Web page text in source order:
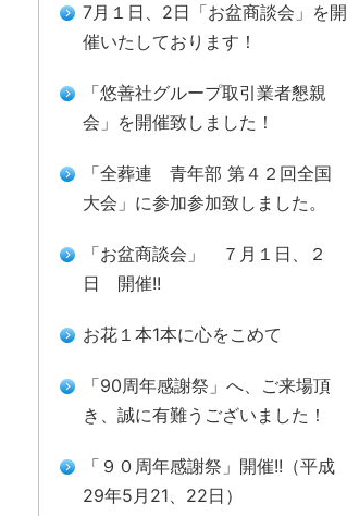
7月１日、2日「お盆商談会」を開
催いたしております！
「悠善社グループ取引業者懇親
会」を開催致しました！
「全葬連 青年部 第４２回全国
大会」に参加参加致しました。
「お盆商談会」 ７月１日、２
日 開催!!
お花１本1本に心をこめて
「90周年感謝祭」へ、ご来場頂
き、誠に有難うございました！
「９０周年感謝祭」開催!!（平成
29年5月21、22日）